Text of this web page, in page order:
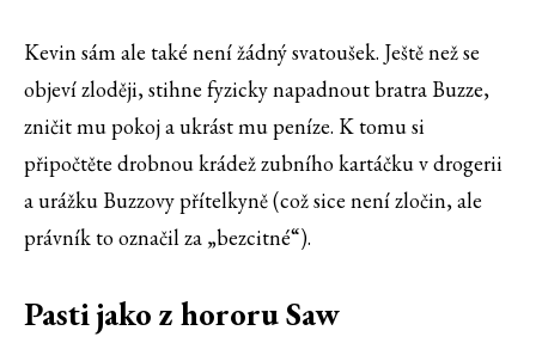
Kevin sám ale také není žádný svatoušek. Ještě než se
objeví zloději, stihne fyzicky napadnout bratra Buzze,
zničit mu pokoj a ukrást mu peníze. K tomu si
připočtěte drobnou krádež zubního kartáčku v drogerii
a urážku Buzzovy přítelkyně (což sice není zločin, ale
právník to označil za „bezcitné“).
Pasti jako z hororu Saw